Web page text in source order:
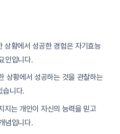
상황에서 성공한 경험은 자기효능
인입니다.
상황에서 성공하는 것을 관찰하는
습니다.
지는 개인이 자신의 능력을 믿고
념입니다.